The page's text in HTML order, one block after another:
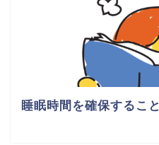
睡眠時間を確保すること